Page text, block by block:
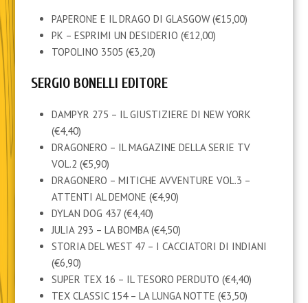
PAPERONE E IL DRAGO DI GLASGOW (€15,00)
PK – ESPRIMI UN DESIDERIO (€12,00)
TOPOLINO 3505 (€3,20)
SERGIO BONELLI EDITORE
DAMPYR 275 – IL GIUSTIZIERE DI NEW YORK
(€4,40)
DRAGONERO – IL MAGAZINE DELLA SERIE TV
VOL.2 (€5,90)
DRAGONERO – MITICHE AVVENTURE VOL.3 –
ATTENTI AL DEMONE (€4,90)
DYLAN DOG 437 (€4,40)
JULIA 293 – LA BOMBA (€4,50)
STORIA DEL WEST 47 – I CACCIATORI DI INDIANI
(€6,90)
SUPER TEX 16 – IL TESORO PERDUTO (€4,40)
TEX CLASSIC 154 – LA LUNGA NOTTE (€3,50)